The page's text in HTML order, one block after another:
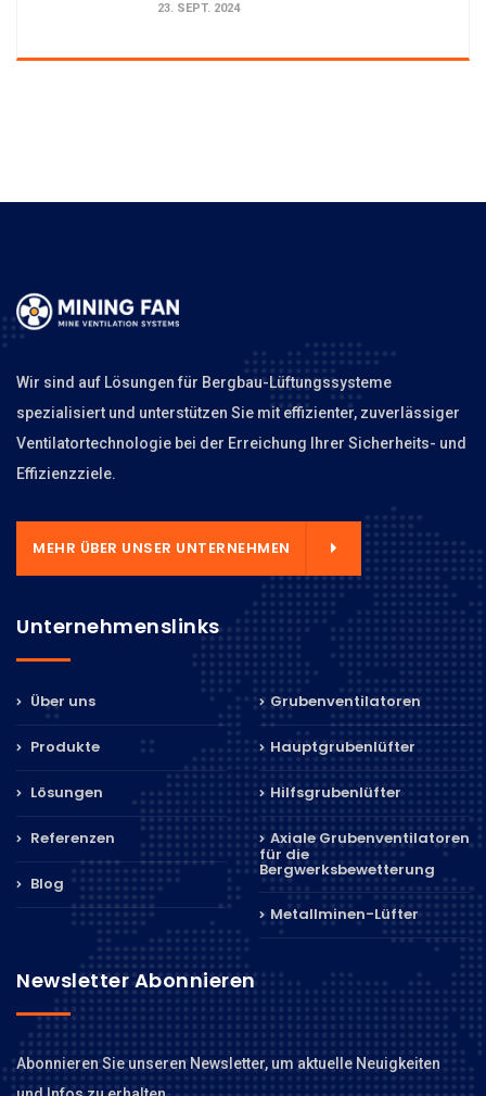
23. SEPT. 2024
Wir sind auf Lösungen für Bergbau-Lüftungssysteme
spezialisiert und unterstützen Sie mit effizienter, zuverlässiger
Ventilatortechnologie bei der Erreichung Ihrer Sicherheits- und
Effizienzziele.
MEHR ÜBER UNSER UNTERNEHMEN
Unternehmenslinks
Über uns
Produkte
Lösungen
Referenzen
Blog
Grubenventilatoren
Hauptgrubenlüfter
Hilfsgrubenlüfter
Axiale Grubenventilatoren
für die
Bergwerksbewetterung
Metallminen-Lüfter
Newsletter Abonnieren
Abonnieren Sie unseren Newsletter, um aktuelle Neuigkeiten